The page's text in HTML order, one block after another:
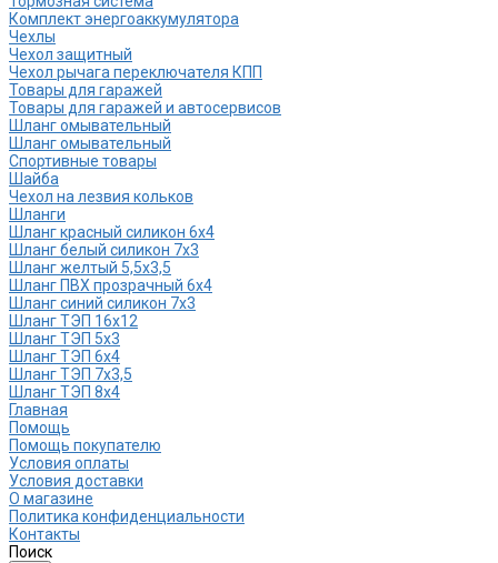
Комплект энергоаккумулятора
Чехлы
Чехол защитный
Чехол рычага переключателя КПП
Товары для гаражей
Товары для гаражей и автосервисов
Шланг омывательный
Шланг омывательный
Спортивные товары
Шайба
Чехол на лезвия кольков
Шланги
Шланг красный силикон 6х4
Шланг белый силикон 7х3
Шланг желтый 5,5х3,5
Шланг ПВХ прозрачный 6х4
Шланг синий силикон 7х3
Шланг ТЭП 16х12
Шланг ТЭП 5х3
Шланг ТЭП 6х4
Шланг ТЭП 7х3,5
Шланг ТЭП 8х4
Главная
Помощь
Помощь покупателю
Условия оплаты
Условия доставки
О магазине
Политика конфиденциальности
Контакты
Поиск